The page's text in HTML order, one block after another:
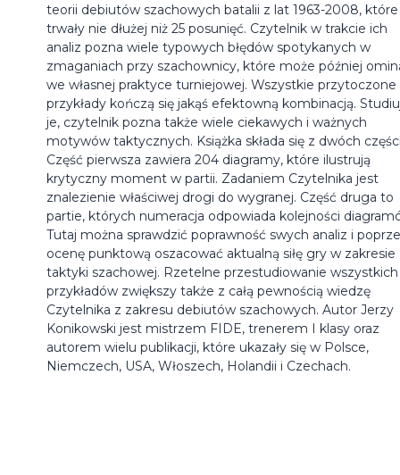
teorii debiutów szachowych batalii z lat 1963-2008, które
trwały nie dłużej niż 25 posunięć. Czytelnik w trakcie ich
analiz pozna wiele typowych błędów spotykanych w
zmaganiach przy szachownicy, które może później
we własnej praktyce turniejowej. Wszystkie przytoczone
przykłady kończą się jakąś efektowną kombinacją.
je, czytelnik pozna także wiele ciekawych i ważnych
motywów taktycznych. Książka składa się z dwóch
Część pierwsza zawiera 204 diagramy, które ilustrują
krytyczny moment w partii. Zadaniem Czytelnika jest
znalezienie właściwej drogi do wygranej. Część druga to
partie, których numeracja odpowiada kolejności
Tutaj można sprawdzić poprawność swych analiz i
ocenę punktową oszacować aktualną siłę gry w zakresie
taktyki szachowej. Rzetelne przestudiowanie wszystkich
przykładów zwiększy także z całą pewnością wiedzę
Czytelnika z zakresu debiutów szachowych. Autor Jerzy
Konikowski jest mistrzem FIDE, trenerem I klasy oraz
autorem wielu publikacji, które ukazały się w Polsce,
Niemczech, USA, Włoszech, Holandii i Czechach.